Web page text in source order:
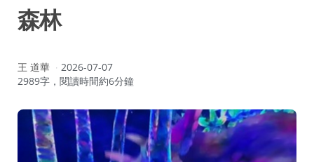
森林
作
者：
王 道華
2026-07-07
2989字，閱讀時間約6分鐘